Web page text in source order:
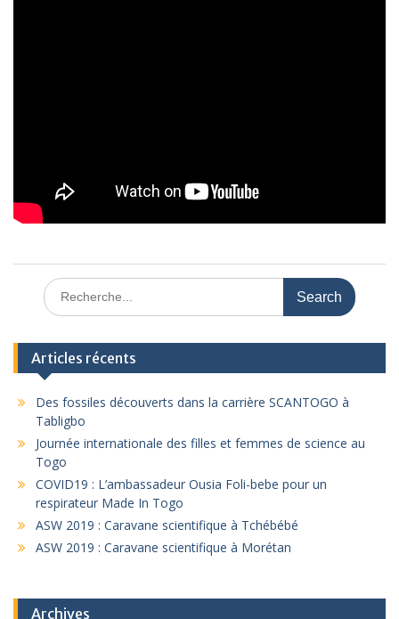
Search
for:
Articles récents
Des fossiles découverts dans la carrière SCANTOGO à
Tabligbo
Journée internationale des filles et femmes de science au
Togo
COVID19 : L’ambassadeur Ousia Foli-bebe pour un
respirateur Made In Togo
ASW 2019 : Caravane scientifique à Tchébébé
ASW 2019 : Caravane scientifique à Morétan
Archives